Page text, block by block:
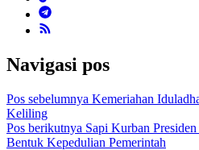
Navigasi pos
Pos sebelumnya Kemeriahan
Keliling
Pos berikutnya Sapi Kurban
Bentuk Kepedulian Pemerintah